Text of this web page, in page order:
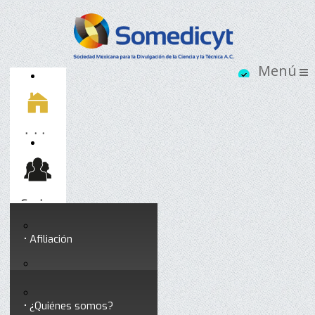
Inicio
Socios
Afiliación
Somedicyt
¿Quiénes somos?